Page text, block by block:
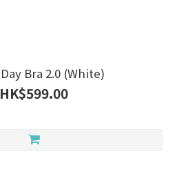
Bra 2.0 (White)
HK$599.00